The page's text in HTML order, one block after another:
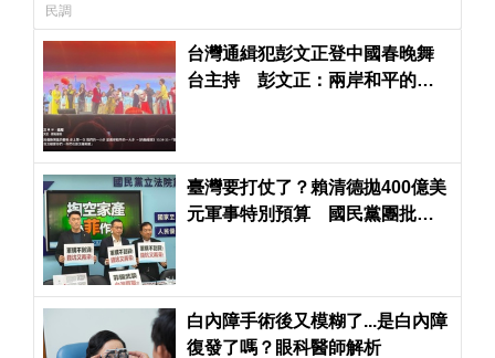
民調
台灣通緝犯彭文正登中國春晚舞
台主持 彭文正：兩岸和平的一
臺灣要打仗了？賴清德拋400億美
元軍事特別預算 國民黨團批天
白內障手術後又模糊了...是白內障
復發了嗎？眼科醫師解析